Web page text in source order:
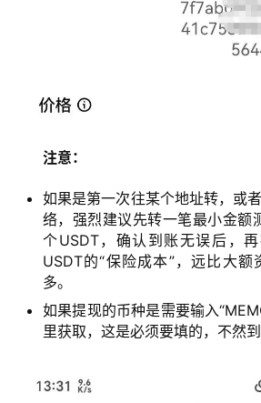
注意：
如果是第一次往某个地址转，或
络，强烈建议先转一笔最小金额
个USDT，确认到账无误后，
USDT的“保险成本”，远比大
多。
如果提现的币种是需要输入
里获取，这是必须要填的，不然到